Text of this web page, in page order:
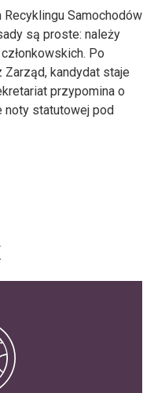
Samochodów
są proste: należy
Po
kandydat staje
przypomina o
noty statutowej pod